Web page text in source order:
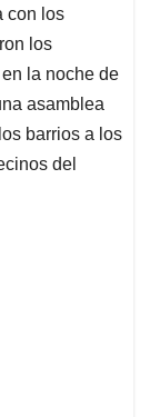
con los
los
la noche de
asamblea
barrios a los
del